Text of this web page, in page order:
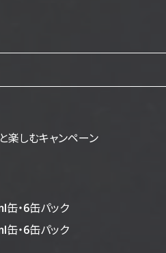
楽しむキャンペーン
缶・6缶パック
缶・6缶パック